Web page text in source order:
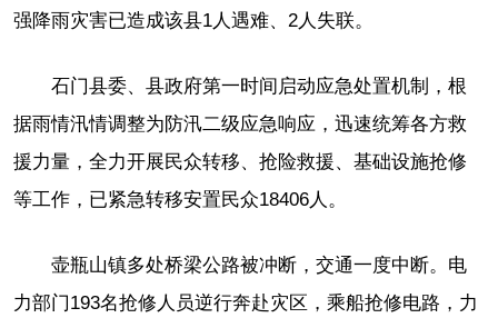
强降雨灾害已造成该县1人遇难、2人失联。
石门县委、县政府第一时间启动应急处置机制，根
据雨情汛情调整为防汛二级应急响应，迅速统筹各方救
援力量，全力开展民众转移、抢险救援、基础设施抢修
等工作，已紧急转移安置民众18406人。
壶瓶山镇多处桥梁公路被冲断，交通一度中断。电
力部门193名抢修人员逆行奔赴灾区，乘船抢修电路，力